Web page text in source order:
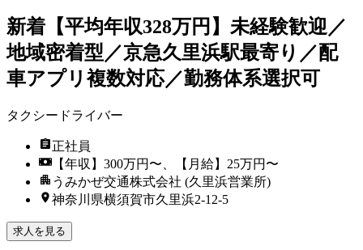
新着 【平均年収328万円】未経験歓迎／
地域密着型／京急久里浜駅最寄り／配
車アプリ複数対応／勤務体系選択可
タクシードライバー
正社員
【年収】300万円〜、【月給】25万円〜
うみかぜ交通株式会社 (久里浜営業所)
神奈川県横須賀市久里浜2-12-5
求人を見る